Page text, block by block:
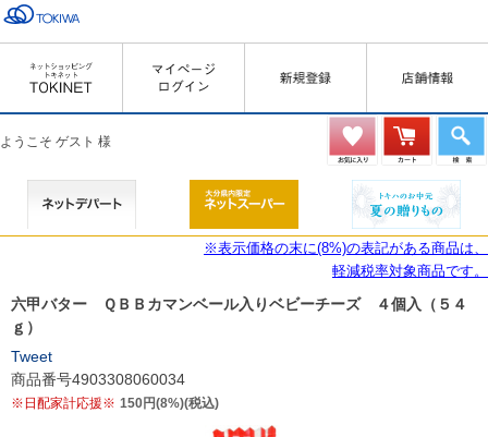
ようこそ ゲスト 様
※表示価格の末に(8%)の表記がある商品は、
軽減税率対象商品です。
六甲バター ＱＢＢカマンベール入りベビーチーズ ４個入（５４
ｇ）
Tweet
商品番号4903308060034
※日配家計応援※ 150円(8%)(税込)